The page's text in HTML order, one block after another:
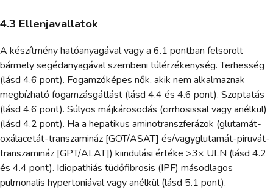
4.3 Ellenjavallatok
A készítmény hatóanyagával vagy a 6.1 pontban felsorolt
bármely segédanyagával szembeni túlérzékenység. Terhesség
(lásd 4.6 pont). Fogamzóképes nők, akik nem alkalmaznak
megbízható fogamzásgátlást (lásd 4.4 és 4.6 pont). Szoptatás
(lásd 4.6 pont). Súlyos májkárosodás (cirrhosissal vagy anélkül)
(lásd 4.2 pont). Ha a hepatikus aminotranszferázok (glutamát-
oxálacetát-transzamináz [GOT/ASAT] és/vagyglutamát-piruvát-
transzamináz [GPT/ALAT]) kiindulási értéke >3× ULN (lásd 4.2
és 4.4 pont). Idiopathiás tüdőfibrosis (IPF) másodlagos
pulmonalis hypertoniával vagy anélkül (lásd 5.1 pont).